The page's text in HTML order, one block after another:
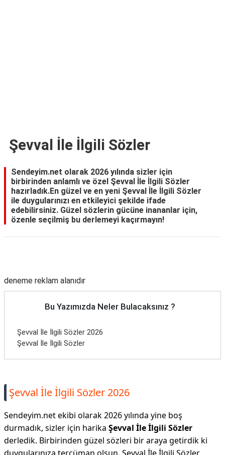
Şevval İle İlgili Sözler
Sendeyim.net olarak 2026 yılında sizler için
birbirinden anlamlı ve özel Şevval İle İlgili Sözler
hazırladık.En güzel ve en yeni Şevval İle İlgili Sözler
ile duygularınızı en etkileyici şekilde ifade
edebilirsiniz. Güzel sözlerin gücüne inananlar için,
özenle seçilmiş bu derlemeyi kaçırmayın!
deneme reklam alanıdır
Bu Yazımızda Neler Bulacaksınız ?
Şevval İle İlgili Sözler 2026
Şevval İle İlgili Sözler
Şevval İle İlgili Sözler 2026
Sendeyim.net ekibi olarak 2026 yılında yine boş
durmadık, sizler için harika Şevval İle İlgili Sözler
derledik. Birbirinden güzel sözleri bir araya getirdik ki